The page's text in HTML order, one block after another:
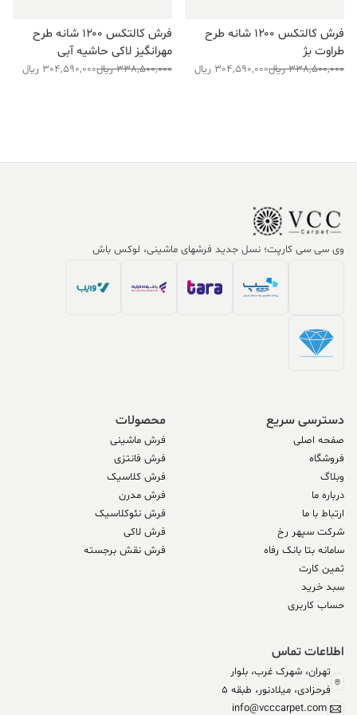
فرش کالتکس ۱۲۰۰ شانه طرح
طراوت بژ
338,500,000 ریال
قیمت
304,590,000 ریال
قیمت
فرش کالتکس ۱۲۰۰ شانه طرح
مهرانگیز لاکی حاشیه آبی
338,500,000 ریال
قیمت
304,590,000 ریال
قیمت
وی سی سی کارپت؛ نسل جدید فرشهای ماشینی، لوکس باش
دسترسی سریع
صفحه اصلی
فروشگاه
وبلاگ
درباره ما
ارتباط با ما
شرکت سپهر رخ
سامانه بتا بانک رفاه
ثمین کارت
سبد خرید
حساب کاربری
محصولات
فرش ماشینی
فرش فانتزی
فرش کلاسیک
فرش مدرن
فرش نئوکلاسیک
فرش لاکی
فرش نقش برجسته
اطلاعات تماس
تهران، شهرک غرب، بلوار
فرحزادی، میلادنور، طبقه 5
info@vcccarpet.com